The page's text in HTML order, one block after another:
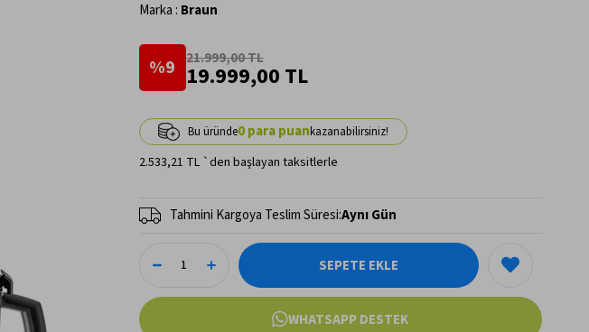
Marka : Braun
9 21.999,00 TL
19.999,00 TL
0
2.533,21 TL `den başlayan taksitlerle
Tahmini Kargoya Teslim Süresi:Aynı Gün
WHATSAPP DESTEK